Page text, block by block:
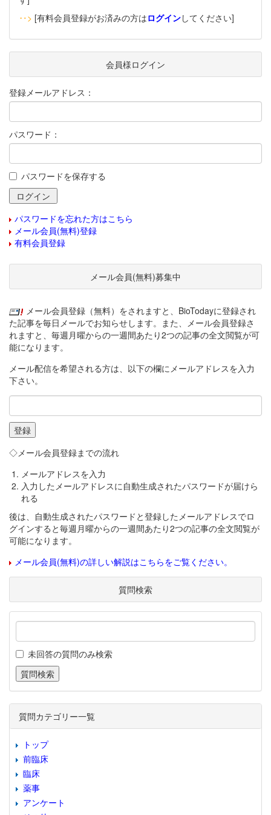
‥> [有料会員登録がお済みの方はログインしてください]
会員様ログイン
登録メールアドレス：
パスワード：
パスワードを保存する
パスワードを忘れた方はこちら
メール会員(無料)登録
有料会員登録
メール会員(無料)募集中
メール会員登録（無料）をされますと、BioTodayに登録され
た記事を毎日メールでお知らせします。また、メール会員登録さ
れますと、毎週月曜からの一週間あたり2つの記事の全文閲覧が可
能になります。
メール配信を希望される方は、以下の欄にメールアドレスを入力
下さい。
◇メール会員登録までの流れ
メールアドレスを入力
入力したメールアドレスに自動生成されたパスワードが届けら
れる
後は、自動生成されたパスワードと登録したメールアドレスでロ
グインすると毎週月曜からの一週間あたり2つの記事の全文閲覧が
可能になります。
メール会員(無料)の詳しい解説はこちらをご覧ください。
質問検索
未回答の質問のみ検索
質問カテゴリー一覧
トップ
前臨床
臨床
薬事
アンケート